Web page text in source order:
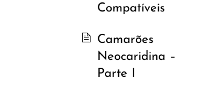
Compatíveis
Camarões
Neocaridina –
Parte I